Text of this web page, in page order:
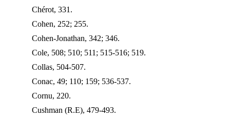
Chérot, 331.
Cohen, 252; 255.
Cohen-Jonathan, 342; 346.
Cole, 508; 510; 511; 515-516; 519.
Collas, 504-507.
Conac, 49; 110; 159; 536-537.
Cornu, 220.
Cushman (R.E), 479-493.